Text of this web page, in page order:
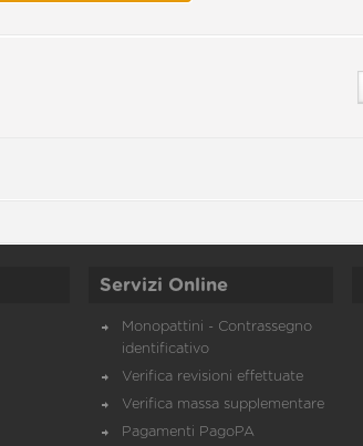
Servizi Online
Monopattini - Contrassegno
identificativo
Verifica revisioni effettuate
Verifica massa supplementare
Pagamenti PagoPA